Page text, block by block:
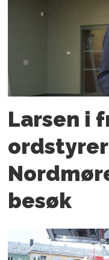
Larsen i
besøk